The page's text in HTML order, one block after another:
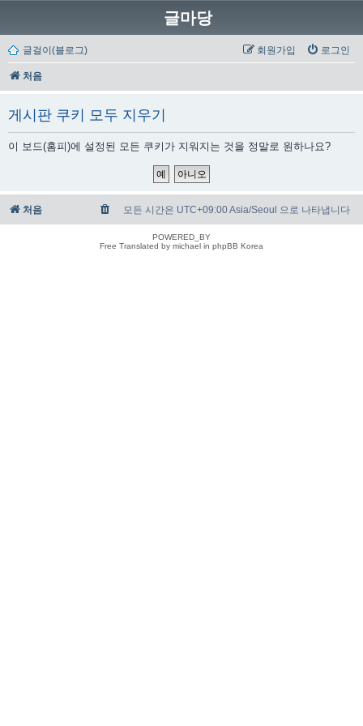
글마당
글걸이(블로그) 로그인
회원가입
처음
게시판 쿠키 모두 지우기
이 보드(홈피)에 설정된 모든 쿠키가 지워지는 것을 정말로 원하나요?
처음 모든 시간은 UTC+09:00 Asia/Seoul 으로 나타냅니다
POWERED_BY
Free Translated by michael in phpBB Korea